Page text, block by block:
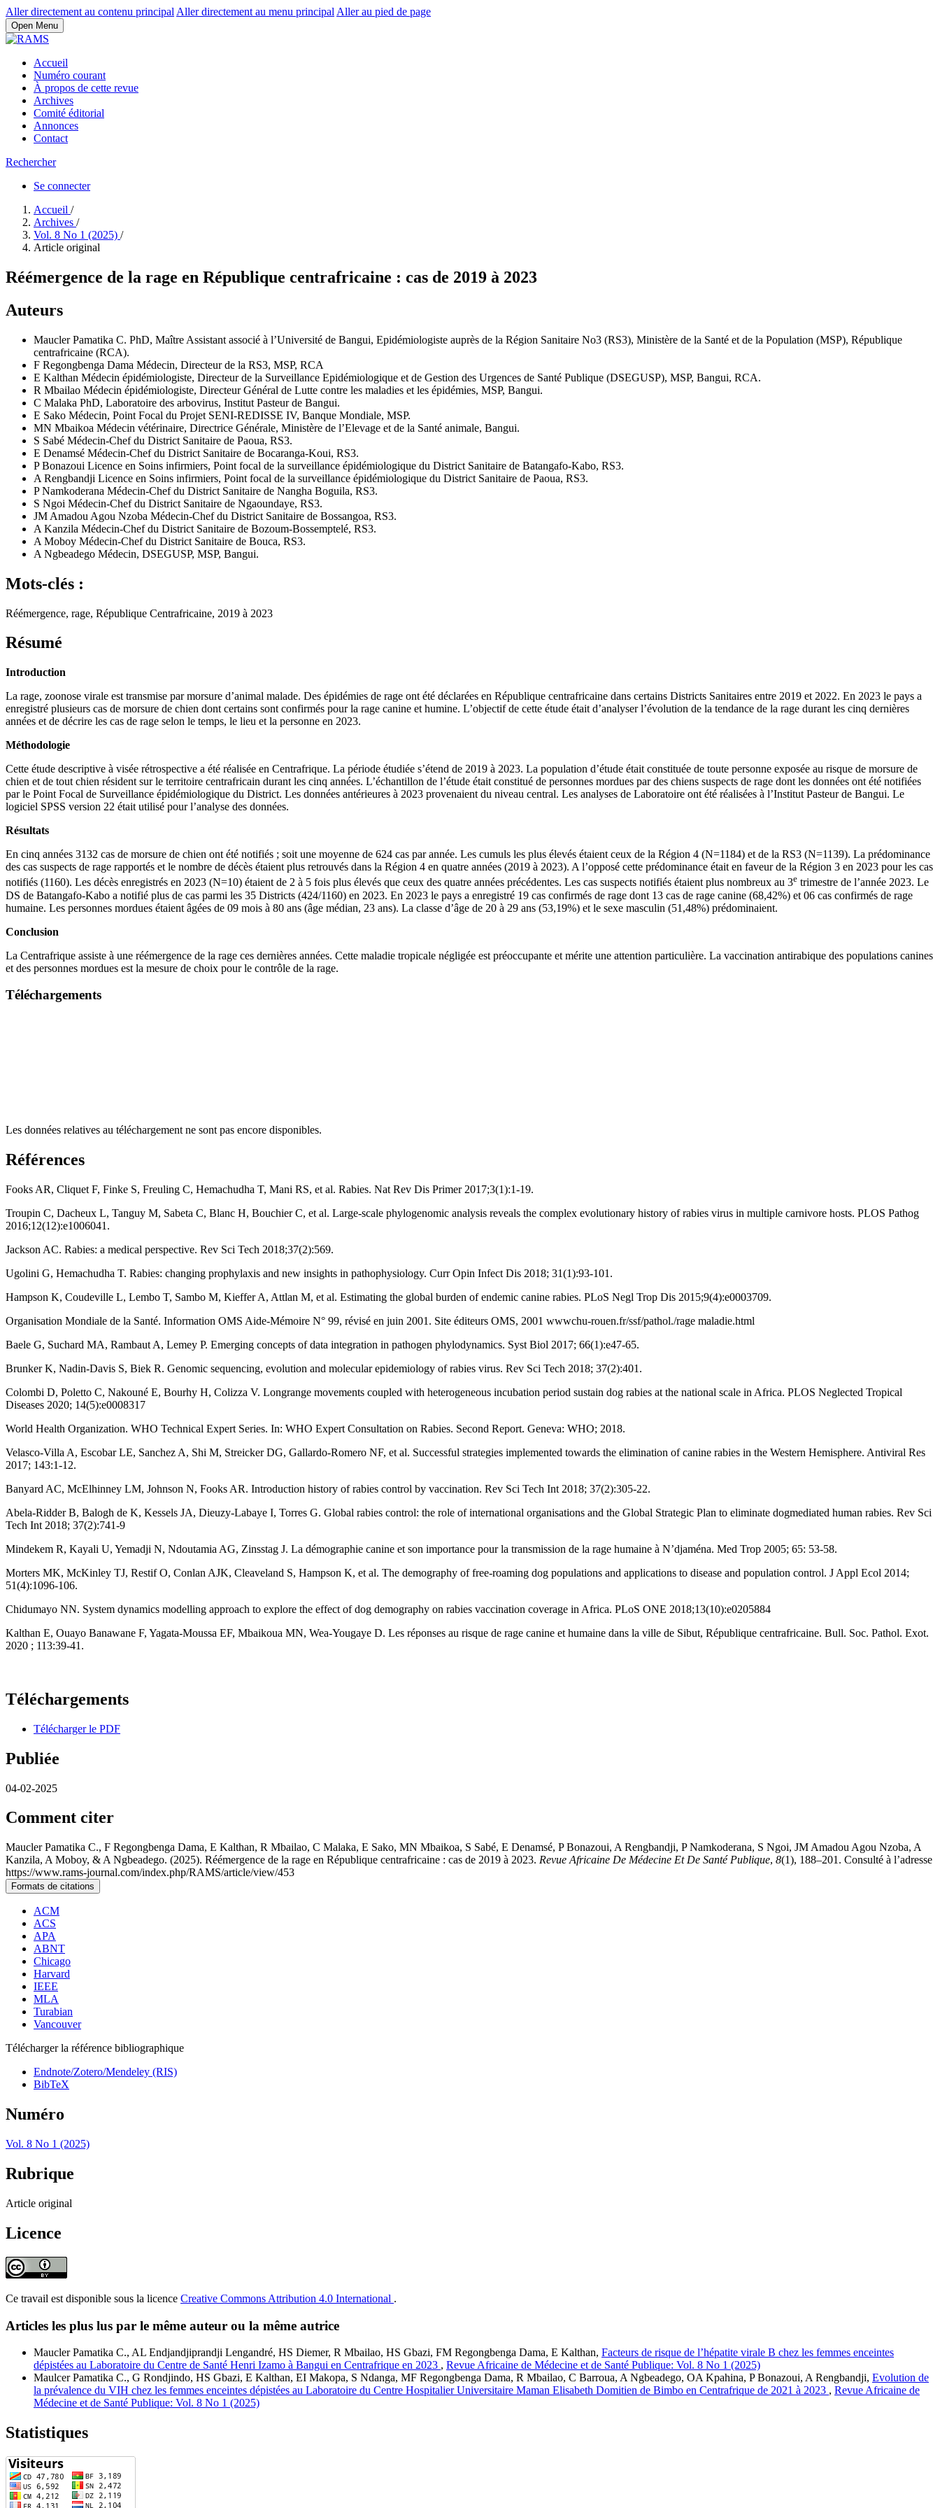
Aller directement au contenu principal Aller directement au menu principal Aller au pied de page
Open Menu
Accueil
Numéro courant
À propos de cette revue
Archives
Comité éditorial
Annonces
Contact
Rechercher
Se connecter
Accueil /
Archives /
Vol. 8 No 1 (2025) /
Article original
Réémergence de la rage en République centrafricaine : cas de 2019 à 2023
Auteurs
Maucler Pamatika C. PhD, Maître Assistant associé à l’Université de Bangui, Epidémiologiste auprès de la Région Sanitaire No3 (RS3), Ministère de la Santé et de la Population (MSP), République
centrafricaine (RCA).
F Regongbenga Dama Médecin, Directeur de la RS3, MSP, RCA
E Kalthan Médecin épidémiologiste, Directeur de la Surveillance Epidémiologique et de Gestion des Urgences de Santé Publique (DSEGUSP), MSP, Bangui, RCA.
R Mbailao Médecin épidémiologiste, Directeur Général de Lutte contre les maladies et les épidémies, MSP, Bangui.
C Malaka PhD, Laboratoire des arbovirus, Institut Pasteur de Bangui.
E Sako Médecin, Point Focal du Projet SENI-REDISSE IV, Banque Mondiale, MSP.
MN Mbaikoa Médecin vétérinaire, Directrice Générale, Ministère de l’Elevage et de la Santé animale, Bangui.
S Sabé Médecin-Chef du District Sanitaire de Paoua, RS3.
E Denamsé Médecin-Chef du District Sanitaire de Bocaranga-Koui, RS3.
P Bonazoui Licence en Soins infirmiers, Point focal de la surveillance épidémiologique du District Sanitaire de Batangafo-Kabo, RS3.
A Rengbandji Licence en Soins infirmiers, Point focal de la surveillance épidémiologique du District Sanitaire de Paoua, RS3.
P Namkoderana Médecin-Chef du District Sanitaire de Nangha Boguila, RS3.
S Ngoi Médecin-Chef du District Sanitaire de Ngaoundaye, RS3.
JM Amadou Agou Nzoba Médecin-Chef du District Sanitaire de Bossangoa, RS3.
A Kanzila Médecin-Chef du District Sanitaire de Bozoum-Bossemptelé, RS3.
A Moboy Médecin-Chef du District Sanitaire de Bouca, RS3.
A Ngbeadego Médecin, DSEGUSP, MSP, Bangui.
Mots-clés :
Réémergence, rage, République Centrafricaine, 2019 à 2023
Résumé
Introduction
La rage, zoonose virale est transmise par morsure d’animal malade. Des épidémies de rage ont été déclarées en République centrafricaine dans certains Districts Sanitaires entre 2019 et 2022. En 2023 le pays a
enregistré plusieurs cas de morsure de chien dont certains sont confirmés pour la rage canine et humine. L’objectif de cette étude était d’analyser l’évolution de la tendance de la rage durant les cinq dernières
années et de décrire les cas de rage selon le temps, le lieu et la personne en 2023.
Méthodologie
Cette étude descriptive à visée rétrospective a été réalisée en Centrafrique. La période étudiée s’étend de 2019 à 2023. La population d’étude était constituée de toute personne exposée au risque de morsure de
chien et de tout chien résident sur le territoire centrafricain durant les cinq années. L’échantillon de l’étude était constitué de personnes mordues par des chiens suspects de rage dont les données ont été notifiées
par le Point Focal de Surveillance épidémiologique du District. Les données antérieures à 2023 provenaient du niveau central. Les analyses de Laboratoire ont été réalisées à l’Institut Pasteur de Bangui. Le
logiciel SPSS version 22 était utilisé pour l’analyse des données.
Résultats
En cinq années 3132 cas de morsure de chien ont été notifiés ; soit une moyenne de 624 cas par année. Les cumuls les plus élevés étaient ceux de la Région 4 (N=1184) et de la RS3 (N=1139). La prédominance
des cas suspects de rage rapportés et le nombre de décès étaient plus retrouvés dans la Région 4 en quatre années (2019 à 2023). A l’opposé cette prédominance était en faveur de la Région 3 en 2023 pour les cas
notifiés (1160). Les décès enregistrés en 2023 (N=10) étaient de 2 à 5 fois plus élevés que ceux des quatre années précédentes. Les cas suspects notifiés étaient plus nombreux au 3e trimestre de l’année 2023. Le
DS de Batangafo-Kabo a notifié plus de cas parmi les 35 Districts (424/1160) en 2023. En 2023 le pays a enregistré 19 cas confirmés de rage dont 13 cas de rage canine (68,42%) et 06 cas confirmés de rage
humaine. Les personnes mordues étaient âgées de 09 mois à 80 ans (âge médian, 23 ans). La classe d’âge de 20 à 29 ans (53,19%) et le sexe masculin (51,48%) prédominaient.
Conclusion
La Centrafrique assiste à une réémergence de la rage ces dernières années. Cette maladie tropicale négligée est préoccupante et mérite une attention particulière. La vaccination antirabique des populations canines
et des personnes mordues est la mesure de choix pour le contrôle de la rage.
Téléchargements
Les données relatives au téléchargement ne sont pas encore disponibles.
Références
Fooks AR, Cliquet F, Finke S, Freuling C, Hemachudha T, Mani RS, et al. Rabies. Nat Rev Dis Primer 2017;3(1):1-19.
Troupin C, Dacheux L, Tanguy M, Sabeta C, Blanc H, Bouchier C, et al. Large-scale phylogenomic analysis reveals the complex evolutionary history of rabies virus in multiple carnivore hosts. PLOS Pathog
2016;12(12):e1006041.
Jackson AC. Rabies: a medical perspective. Rev Sci Tech 2018;37(2):569.
Ugolini G, Hemachudha T. Rabies: changing prophylaxis and new insights in pathophysiology. Curr Opin Infect Dis 2018; 31(1):93-101.
Hampson K, Coudeville L, Lembo T, Sambo M, Kieffer A, Attlan M, et al. Estimating the global burden of endemic canine rabies. PLoS Negl Trop Dis 2015;9(4):e0003709.
Organisation Mondiale de la Santé. Information OMS Aide-Mémoire N° 99, révisé en juin 2001. Site éditeurs OMS, 2001 wwwchu-rouen.fr/ssf/pathol./rage maladie.html
Baele G, Suchard MA, Rambaut A, Lemey P. Emerging concepts of data integration in pathogen phylodynamics. Syst Biol 2017; 66(1):e47-65.
Brunker K, Nadin-Davis S, Biek R. Genomic sequencing, evolution and molecular epidemiology of rabies virus. Rev Sci Tech 2018; 37(2):401.
Colombi D, Poletto C, Nakouné E, Bourhy H, Colizza V. Longrange movements coupled with heterogeneous incubation period sustain dog rabies at the national scale in Africa. PLOS Neglected Tropical
Diseases 2020; 14(5):e0008317
World Health Organization. WHO Technical Expert Series. In: WHO Expert Consultation on Rabies. Second Report. Geneva: WHO; 2018.
Velasco-Villa A, Escobar LE, Sanchez A, Shi M, Streicker DG, Gallardo-Romero NF, et al. Successful strategies implemented towards the elimination of canine rabies in the Western Hemisphere. Antiviral Res
2017; 143:1-12.
Banyard AC, McElhinney LM, Johnson N, Fooks AR. Introduction history of rabies control by vaccination. Rev Sci Tech Int 2018; 37(2):305-22.
Abela-Ridder B, Balogh de K, Kessels JA, Dieuzy-Labaye I, Torres G. Global rabies control: the role of international organisations and the Global Strategic Plan to eliminate dogmediated human rabies. Rev Sci
Tech Int 2018; 37(2):741-9
Mindekem R, Kayali U, Yemadji N, Ndoutamia AG, Zinsstag J. La démographie canine et son importance pour la transmission de la rage humaine à N’djaména. Med Trop 2005; 65: 53-58.
Morters MK, McKinley TJ, Restif O, Conlan AJK, Cleaveland S, Hampson K, et al. The demography of free-roaming dog populations and applications to disease and population control. J Appl Ecol 2014;
51(4):1096-106.
Chidumayo NN. System dynamics modelling approach to explore the effect of dog demography on rabies vaccination coverage in Africa. PLoS ONE 2018;13(10):e0205884
Kalthan E, Ouayo Banawane F, Yagata-Moussa EF, Mbaikoua MN, Wea-Yougaye D. Les réponses au risque de rage canine et humaine dans la ville de Sibut, République centrafricaine. Bull. Soc. Pathol. Exot.
2020 ; 113:39-41.
Téléchargements
Télécharger le PDF
Publiée
04-02-2025
Comment citer
Maucler Pamatika C., F Regongbenga Dama, E Kalthan, R Mbailao, C Malaka, E Sako, MN Mbaikoa, S Sabé, E Denamsé, P Bonazoui, A Rengbandji, P Namkoderana, S Ngoi, JM Amadou Agou Nzoba, A
Kanzila, A Moboy, & A Ngbeadego. (2025). Réémergence de la rage en République centrafricaine : cas de 2019 à 2023. Revue Africaine De Médecine Et De Santé Publique, 8(1), 188–201. Consulté à l’adresse
https://www.rams-journal.com/index.php/RAMS/article/view/453
Formats de citations
ACM
ACS
APA
ABNT
Chicago
Harvard
IEEE
MLA
Turabian
Vancouver
Télécharger la référence bibliographique
Endnote/Zotero/Mendeley (RIS)
BibTeX
Numéro
Vol. 8 No 1 (2025)
Rubrique
Article original
Licence
Ce travail est disponible sous la licence Creative Commons Attribution 4.0 International .
Articles les plus lus par le même auteur ou la même autrice
Maucler Pamatika C., AL Endjandjiprandji Lengandré, HS Diemer, R Mbailao, HS Gbazi, FM Regongbenga Dama, E Kalthan, Facteurs de risque de l’hépatite virale B chez les femmes enceintes
dépistées au Laboratoire du Centre de Santé Henri Izamo à Bangui en Centrafrique en 2023 , Revue Africaine de Médecine et de Santé Publique: Vol. 8 No 1 (2025)
Maulcer Pamatika C., G Rondjindo, HS Gbazi, E Kalthan, EI Makopa, S Ndanga, MF Regongbenga Dama, R Mbailao, C Barroua, A Ngbeadego, OA Kpahina, P Bonazoui, A Rengbandji, Evolution de
la prévalence du VIH chez les femmes enceintes dépistées au Laboratoire du Centre Hospitalier Universitaire Maman Elisabeth Domitien de Bimbo en Centrafrique de 2021 à 2023 , Revue Africaine de
Médecine et de Santé Publique: Vol. 8 No 1 (2025)
Statistiques